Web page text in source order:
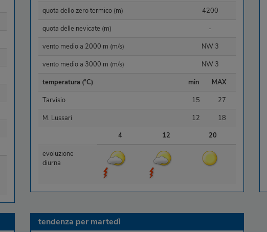
quota dello zero termico (m)
4200
quota delle nevicate (m)
-
vento medio a 2000 m (m/s)
NW 3
vento medio a 3000 m (m/s)
NW 3
temperatura (°C)
min
MAX
Tarvisio
15
27
M. Lussari
12
18
4
12
20
evoluzione
diurna
tendenza per martedì